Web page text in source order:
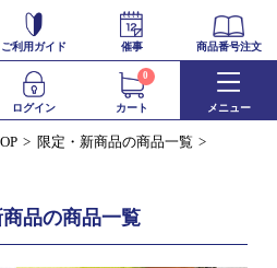
ご利用ガイド 催事 商品番号注文
ログイン カート
0
メニュー
限定・新商品の商品一覧
商品の商品一覧